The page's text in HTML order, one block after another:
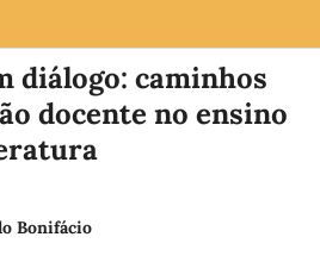
diálogo: caminhos
docente no ensino
Bonifácio